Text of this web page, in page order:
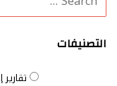
التصنيفات
تقارير